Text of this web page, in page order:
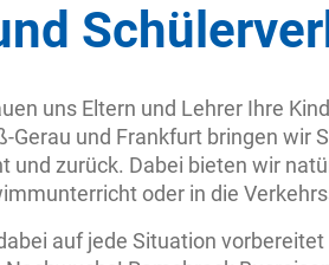
uns Eltern und Lehrer Ihre
Gerau und Frankfurt bringen wir
und zurück. Dabei bieten wir
oder in die
auf jede Situation